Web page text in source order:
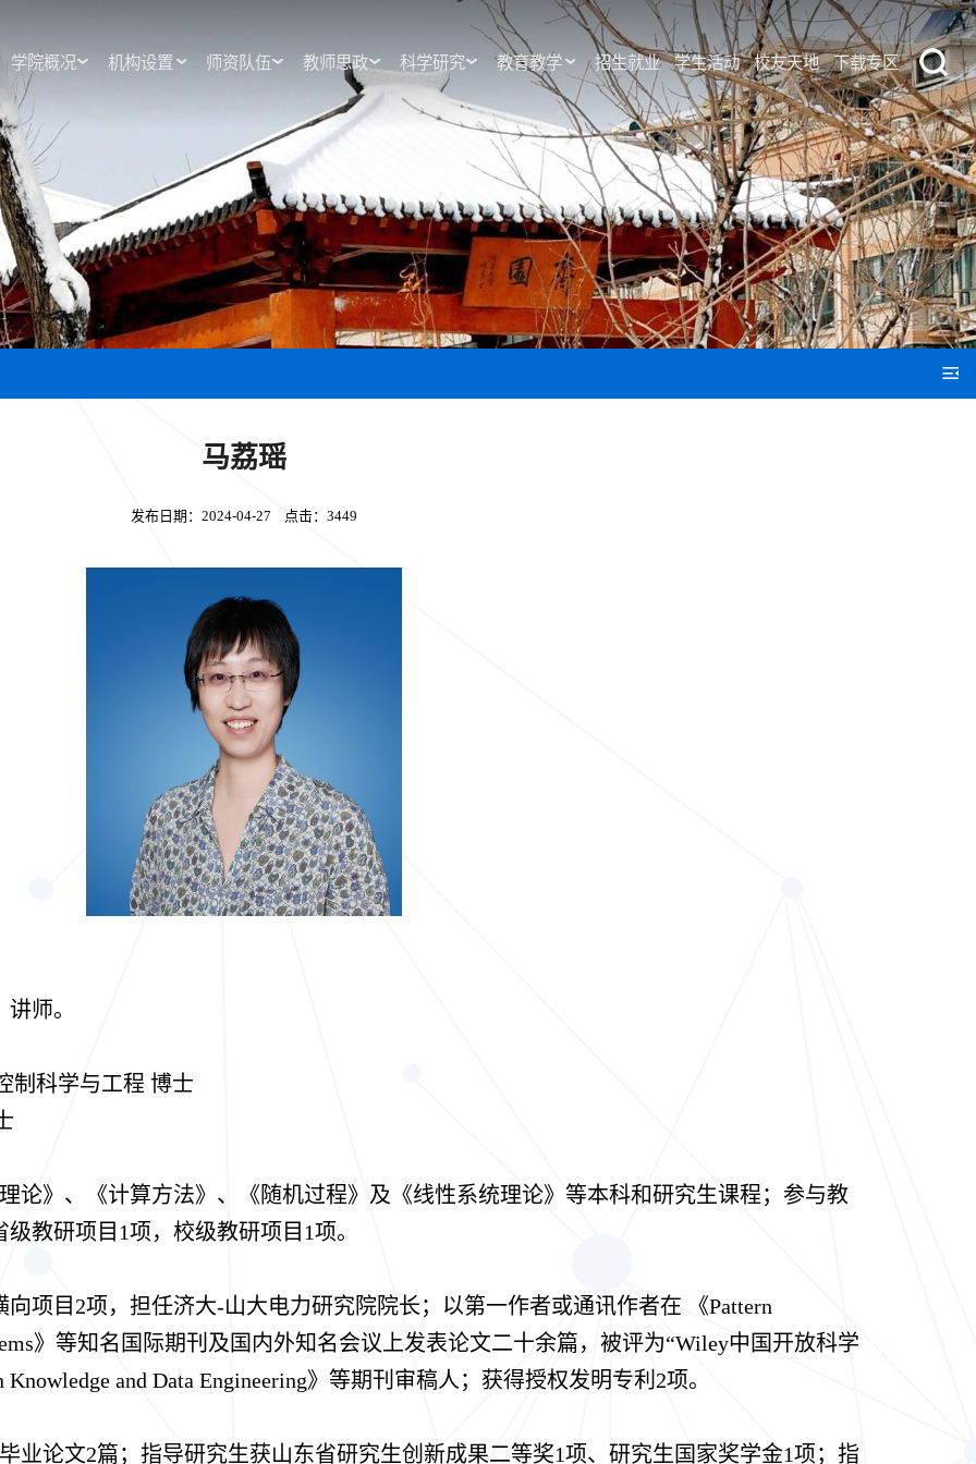
学院概况
机构设置
师资队伍
教师思政
科学研究
教育教学
教育教学
招生就业
招生就业
学生活动
学生活动
校友天地
校友天地
下载专区
下载专区
马荔瑶
发布日期： 2024-04-27 点击： 3449
师。
制科学与工程 博士
论》、《计算方法》、《随机过程》及《线性系统理论》等本科和研究生课程；参与教
教研项目1项，校级教研项目1项。
项目2项，担任济大-山大电力研究院院长；以第一作者或通讯作者在 《Pattern
》等知名国际期刊及国内外知名会议上发表论文二十余篇，被评为“Wiley中国开放科学
and Data Engineering》等期刊审稿人；获得授权发明专利2项。
业论文2篇；指导研究生获山东省研究生创新成果二等奖1项、研究生国家奖学金1项；指